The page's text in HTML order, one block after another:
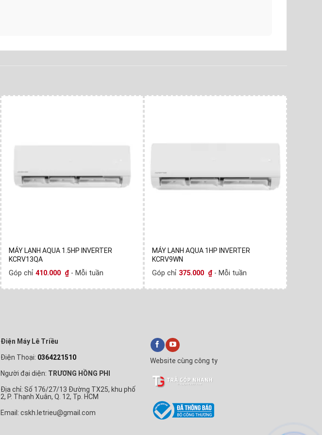
MÁY LẠNH AQUA 1.5HP INVERTER
KCRV13QA
Góp chỉ 410.000 ₫ - Mỗi tuần
MÁY LẠNH AQUA 1HP INVERTER
KCRV9WN
Góp chỉ 375.000 ₫ - Mỗi tuần
Điện Máy Lê Triều
Điện Thoại: 0364221510
Người đại diện: TRƯƠNG HỒNG PHI
Địa chỉ: Số 176/27/13 Đường TX25, khu phố
2, P. Thạnh Xuân, Q. 12, Tp. HCM
Email: cskh.letrieu@gmail.com
Website cùng công ty